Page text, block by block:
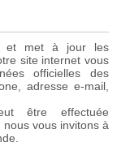
et met à jour les
site internet vous
officielles des
adresse e-mail,
être effectuée
vous invitons à